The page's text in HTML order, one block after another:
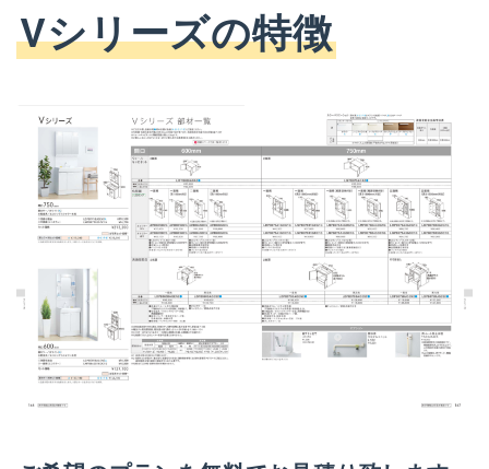
Vシリーズの特徴